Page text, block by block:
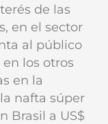
de las
en el sector
al público
los otros
en la
nafta súper
Brasil a US$